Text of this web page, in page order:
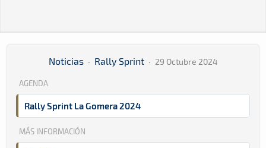
Noticias · Rally Sprint · 29 Octubre 2024
AGENDA
Rally Sprint La Gomera 2024
MÁS INFORMACIÓN